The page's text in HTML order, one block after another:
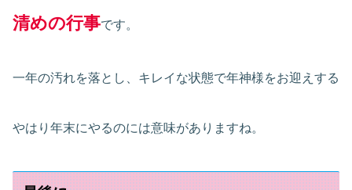
清めの行事です。
一年の汚れを落とし、キレイな状態で年神様をお迎えする
やはり年末にやるのには意味がありますね。